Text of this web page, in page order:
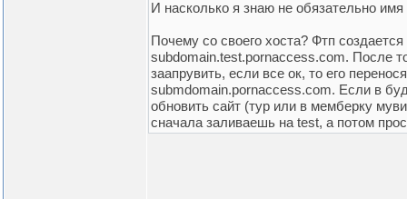
И насколько я знаю не обязательно
Почему со своего хоста? Фтп
subdomain.test.pornaccess.com. После
заапрувить, если все ок, то его
submdomain.pornaccess.com. Если в
обновить сайт (тур или в мемберку
сначала заливаешь на test, а потом